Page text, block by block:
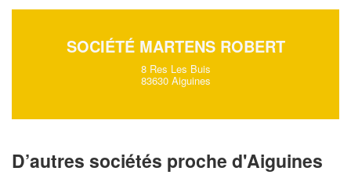
SOCIÉTÉ MARTENS ROBERT
8 Res Les Buis
83630 Aiguines
D’autres sociétés proche d'Aiguines